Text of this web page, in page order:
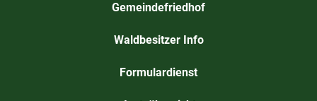
Gemeindefriedhof
Waldbesitzer Info
Formulardienst